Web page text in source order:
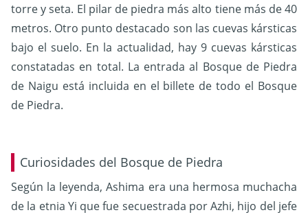
torre y seta. El pilar de piedra más alto tiene más de 40
metros. Otro punto destacado son las cuevas kársticas
bajo el suelo. En la actualidad, hay 9 cuevas kársticas
constatadas en total. La entrada al Bosque de Piedra
de Naigu está incluida en el billete de todo el Bosque
de Piedra.
Curiosidades del Bosque de Piedra
Según la leyenda, Ashima era una hermosa muchacha
de la etnia Yi que fue secuestrada por Azhi, hijo del jefe